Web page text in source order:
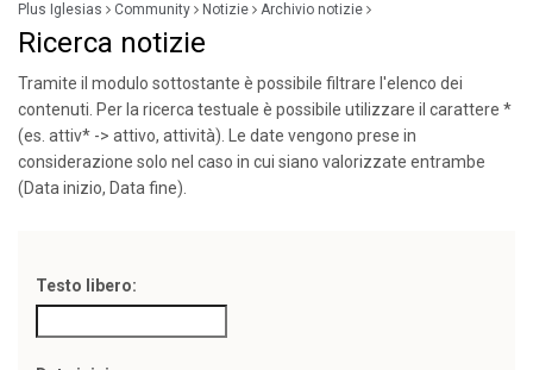
Plus Iglesias Community Notizie Archivio notizie
Ricerca notizie
Tramite il modulo sottostante è possibile filtrare l'elenco dei
contenuti. Per la ricerca testuale è possibile utilizzare il carattere *
(es. attiv* -> attivo, attività). Le date vengono prese in
considerazione solo nel caso in cui siano valorizzate entrambe
(Data inizio, Data fine).
Testo libero: